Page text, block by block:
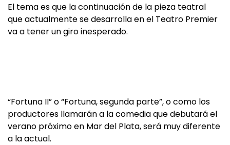
El tema es que la continuación de la pieza teatral
que actualmente se desarrolla en el Teatro Premier
va a tener un giro inesperado.
“Fortuna II” o “Fortuna, segunda parte”, o como los
productores llamarán a la comedia que debutará el
verano próximo en Mar del Plata, será muy diferente
a la actual.